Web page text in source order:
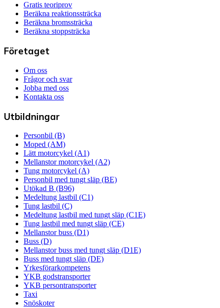
Gratis teoriprov
Beräkna reaktionssträcka
Beräkna bromssträcka
Beräkna stoppsträcka
Företaget
Om oss
Frågor och svar
Jobba med oss
Kontakta oss
Utbildningar
Personbil (B)
Moped (AM)
Lätt motorcykel (A1)
Mellanstor motorcykel (A2)
Tung motorcykel (A)
Personbil med tungt släp (BE)
Utökad B (B96)
Medeltung lastbil (C1)
Tung lastbil (C)
Medeltung lastbil med tungt släp (C1E)
Tung lastbil med tungt släp (CE)
Mellanstor buss (D1)
Buss (D)
Mellanstor buss med tungt släp (D1E)
Buss med tungt släp (DE)
Yrkesförarkompetens
YKB godstransporter
YKB persontransporter
Taxi
Snöskoter